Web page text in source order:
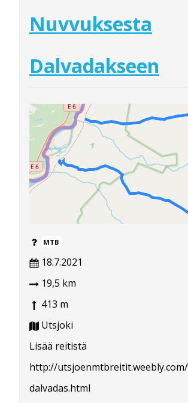
Nuvvuksesta
Dalvadakseen
MTB
18.7.2021
19,5 km
413 m
Utsjoki
Lisää reitistä
http://
dalvadas.html